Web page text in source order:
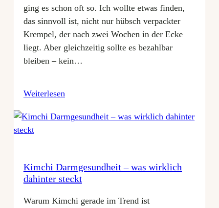
ging es schon oft so. Ich wollte etwas finden,
das sinnvoll ist, nicht nur hübsch verpackter
Krempel, der nach zwei Wochen in der Ecke
liegt. Aber gleichzeitig sollte es bezahlbar
bleiben – kein…
Weiterlesen
Kimchi Darmgesundheit – was wirklich
dahinter steckt
Warum Kimchi gerade im Trend ist